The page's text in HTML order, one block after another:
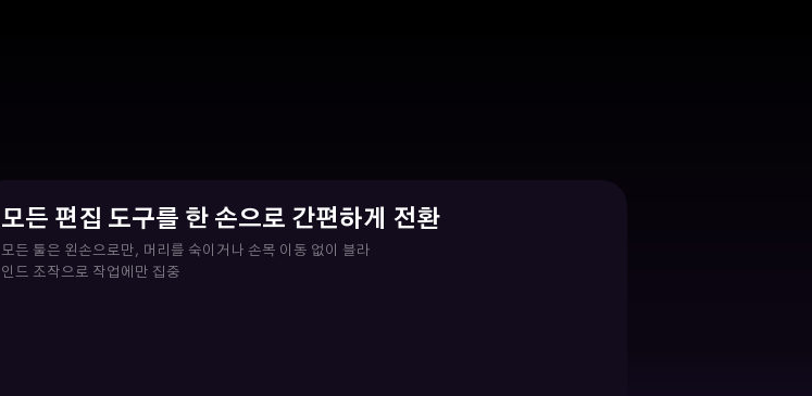
모든 편집 도구를 한 손으로 간편하게 전환
모든 툴은 왼손으로만, 머리를 숙이거나 손목 이동 없이 블라
인드 조작으로 작업에만 집중